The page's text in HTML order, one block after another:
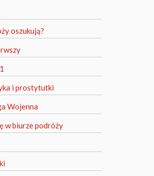
oszukują?
i prostytutki
Wojenna
w biurze podróży